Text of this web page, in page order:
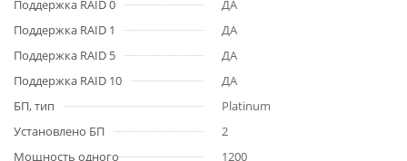
Поддержка RAID 0
ДА
Поддержка RAID 1
ДА
Поддержка RAID 5
ДА
Поддержка RAID 10
ДА
БП, тип
Platinum
Установлено БП
2
Мощность одного
1200